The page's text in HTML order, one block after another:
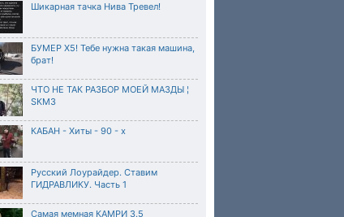
Шикарная тачка Нива Тревел!
БУМЕР Х5! Тебе нужна такая машина,
брат!
ЧТО НЕ ТАК РАЗБОР МОЕЙ МАЗДЫ ¦
SКМ3
КАБАН - Хиты - 90 - х
Русский Лоурайдер. Ставим
ГИДРАВЛИКУ. Часть 1
Самая мемная КАМРИ 3.5